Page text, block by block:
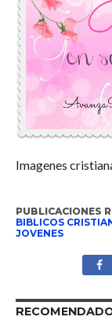
Imagenes
PUBLICACIONES
BIBLICOS
JOVENES